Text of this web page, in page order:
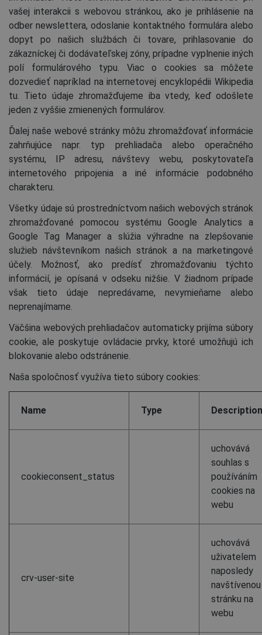
vašej interakcii s webovou stránkou, ako je prihlásenie na
odber newslettera, odoslanie kontaktného formulára alebo
dopyt po našich službách či tovare, prihlasovanie do
zákazníckej či dodávateľskej zóny, prípadne vyplnenie iných
polí formulárového typu. Viac o cookies sa môžete
dozvedieť napríklad na internetovej encyklopédii Wikipedia
tu. Tieto údaje zhromažďujeme iba vtedy, keď odošlete
jeden z vyššie zmienených formulárov.
Ďalej naše webové stránky môžu zhromažďovať informácie
zahrňujúce napr. typ prehliadača alebo operačného
systému, IP adresu, návštevy webu, poskytovateľa
internetového pripojenia a iné informácie podobného
charakteru.
Všetky údaje sú prostredníctvom našich webových stránok
zhromažďované pomocou systému Google Analytics a
Google Tag Manager a slúžia výhradne na zlepšovanie
služieb návštevníkom našich stránok a na marketingové
účely. Možnosť, ako predísť zhromažďovaniu týchto
informácií, je opísaná v odseku nižšie. V žiadnom prípade
však tieto údaje nepredávame, nevymieňame alebo
neprenajímame.
Väčšina webových prehliadačov automaticky prijíma súbory
cookie, ale poskytuje ovládacie prvky, ktoré umožňujú ich
blokovanie alebo odstránenie.
Naša spoločnosť využíva tieto súbory cookies:
Name Type Description
cookieconsent_status
uchovává
souhlas s
používáním
cookies na
webu
crv-user-site
uchovává
uživatelem
naposledy
navštívenou
stránku na
webu